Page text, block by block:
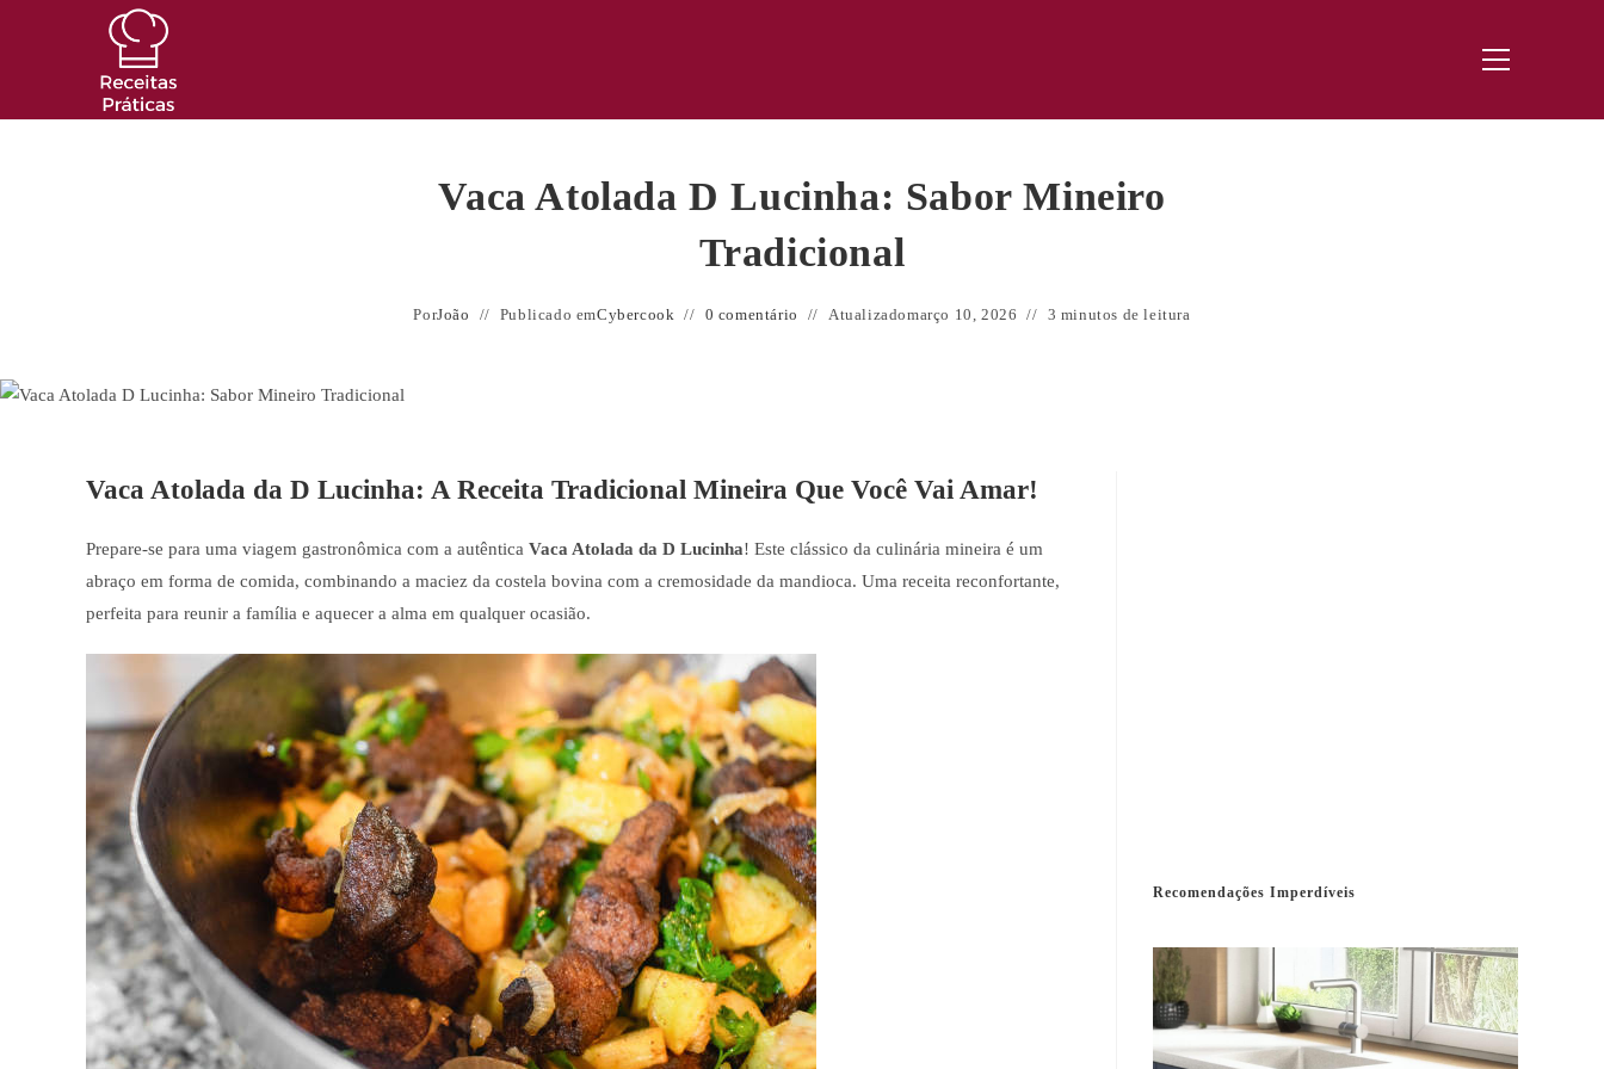
Menu
Vaca Atolada D Lucinha: Sabor Mineiro
Tradicional
PorJoão Publicado emCybercook 0 comentário Atualizadomarço 10, 2026 3 minutos de leitura
Vaca Atolada da D Lucinha: A Receita Tradicional Mineira Que Você Vai Amar!
Prepare-se para uma viagem gastronômica com a autêntica Vaca Atolada da D Lucinha! Este clássico da culinária mineira é um
abraço em forma de comida, combinando a maciez da costela bovina com a cremosidade da mandioca. Uma receita reconfortante,
perfeita para reunir a família e aquecer a alma em qualquer ocasião.
Recomendações Imperdíveis